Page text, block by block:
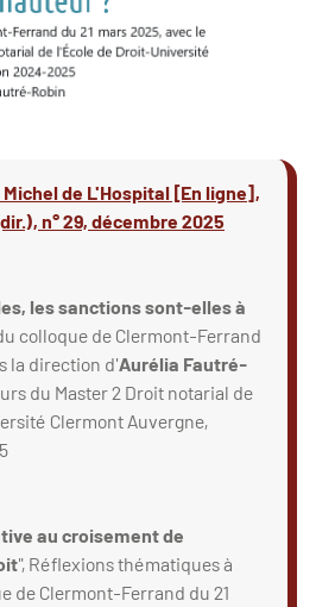
de L'Hospital [En ligne],
n° 29, décembre 2025
les sanctions sont-elles à
colloque de Clermont-Ferrand
la direction d'Aurélia Fautré-
du Master 2 Droit notarial de
Clermont Auvergne,
au croisement de
", Réflexions thématiques à
de Clermont-Ferrand du 21